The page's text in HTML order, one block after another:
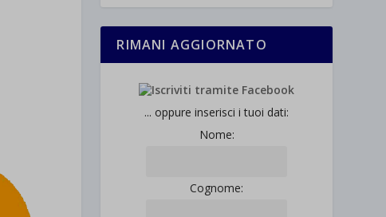
RIMANI AGGIORNATO
... oppure inserisci i tuoi dati:
Nome:
Cognome: